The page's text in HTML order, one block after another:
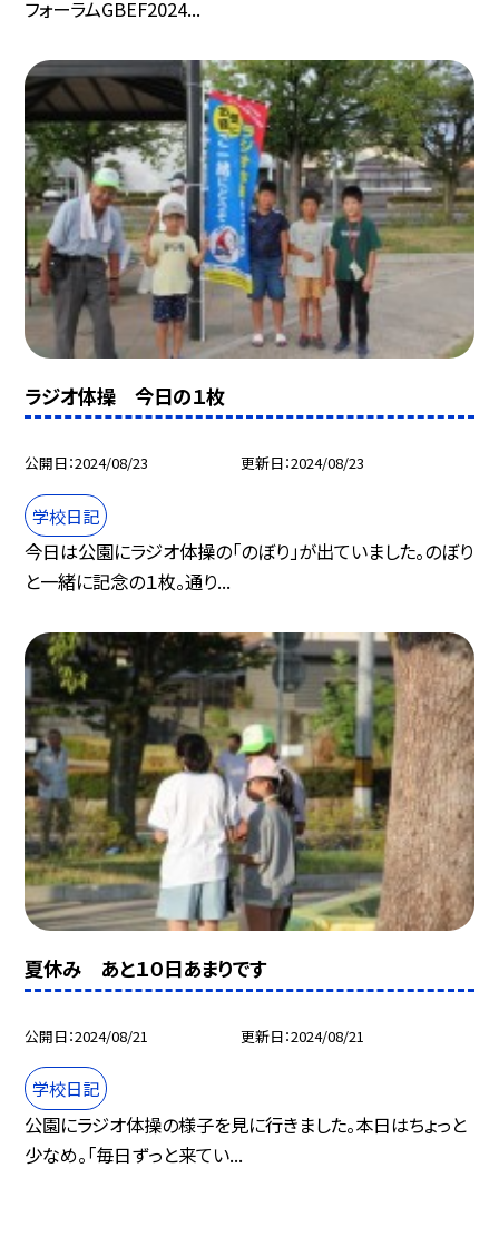
フォーラムGBEF2024...
ラジオ体操 今日の１枚
公開日 2024/08/23 更新日 2024/08/23
学校日記
今日は公園にラジオ体操の「のぼり」が出ていました。のぼり
と一緒に記念の１枚。通り...
夏休み あと１０日あまりです
公開日 2024/08/21 更新日 2024/08/21
学校日記
公園にラジオ体操の様子を見に行きました。本日はちょっと
少なめ。「毎日ずっと来てい...